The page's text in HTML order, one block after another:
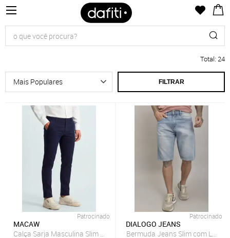
Total: 24
FILTRAR
Patrocinado
MACAW
Patrocinado
DIALOGO JEANS
Bermuda Jeans Slim com